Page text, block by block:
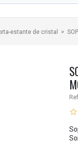
estante de cristal